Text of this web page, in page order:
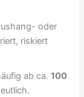
oder
riskiert
ab ca.100